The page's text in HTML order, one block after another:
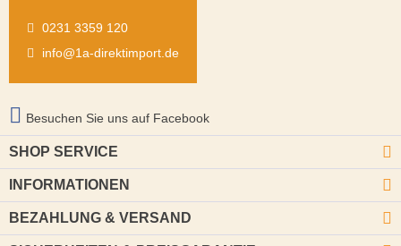
0231 3359 120
info@1a-direktimport.de
Besuchen Sie uns auf Facebook
SHOP SERVICE
INFORMATIONEN
BEZAHLUNG & VERSAND